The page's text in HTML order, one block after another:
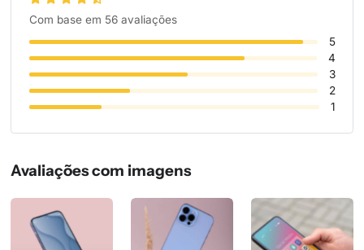
Com base em 56 avaliações
5
4
3
2
1
Avaliações com imagens